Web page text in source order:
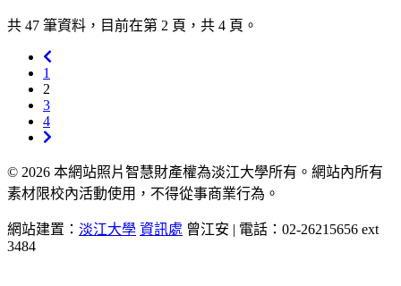
共 47 筆資料，目前在第 2 頁，共 4 頁。
1
2
3
4
© 2026 本網站照片智慧財產權為淡江大學所有。網站內所有
素材限校內活動使用，不得從事商業行為。
網站建置： 淡江大學 資訊處 曾江安 | 電話：02-26215656 ext
3484